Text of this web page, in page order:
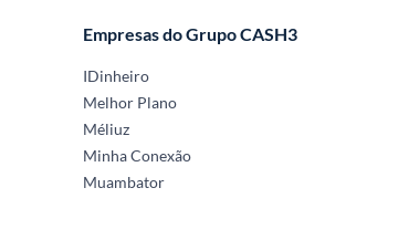
Empresas do Grupo CASH3
IDinheiro
Melhor Plano
Méliuz
Minha Conexão
Muambator